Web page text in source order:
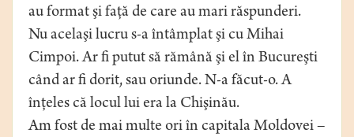
au format şi faţă de care au mari răspunderi.
Nu acelaşi lucru s-a întâmplat şi cu Mihai
Cimpoi. Ar fi putut să rămână şi el în Bucureşti
când ar fi dorit, sau oriunde. N-a făcut-o. A
înţeles că locul lui era la Chişinău.
Am fost de mai multe ori în capitala Moldovei –